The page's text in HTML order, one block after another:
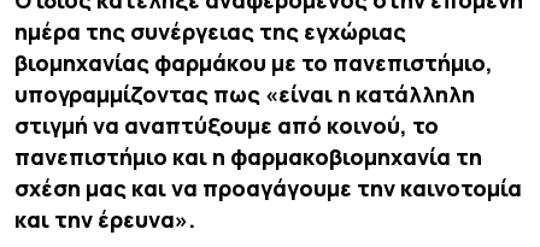
ημέρα της συνέργειας της εγχώριας
βιομηχανίας φαρμάκου με το πανεπιστήμιο,
υπογραμμίζοντας πως «είναι η κατάλληλη
στιγμή να αναπτύξουμε από κοινού, το
πανεπιστήμιο και η φαρμακοβιομηχανία τη
σχέση μας και να προαγάγουμε την καινοτομία
και την έρευνα».